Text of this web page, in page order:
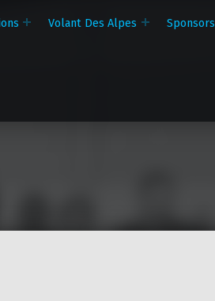
Volant Des Alpes Sponsors